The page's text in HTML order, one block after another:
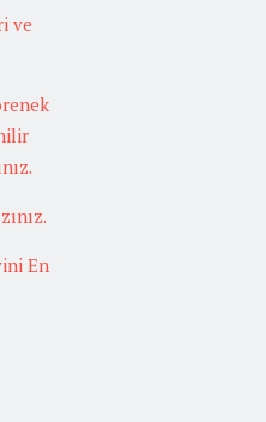
ve
En